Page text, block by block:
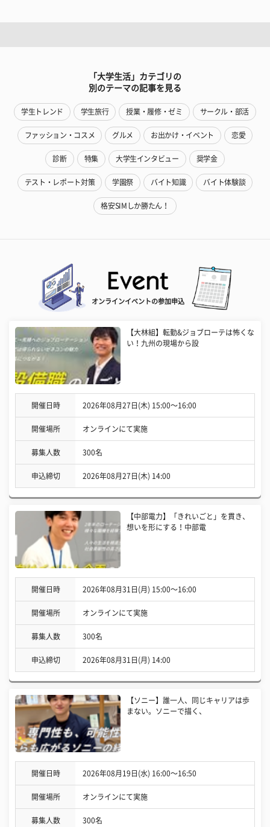
「大学生活」カテゴリの
別のテーマの記事を見る
学生トレンド 学生旅行 授業・履修・ゼミ サークル・部活
ファッション・コスメ グルメ お出かけ・イベント 恋愛
診断 特集 大学生インタビュー 奨学金
テスト・レポート対策 学園祭 バイト知識 バイト体験談
格安SIMしか勝たん！
オンラインイベントの参加申込
【大林組】転勤&ジョブローテは怖くな
い！九州の現場から設
開催日時 2026年08月27日(木) 15:00〜16:00
開催場所 オンラインにて実施
募集人数 300名
申込締切 2026年08月27日(木) 14:00
【中部電力】「きれいごと」を貫き、
想いを形にする！中部電
開催日時 2026年08月31日(月) 15:00〜16:00
開催場所 オンラインにて実施
募集人数 300名
申込締切 2026年08月31日(月) 14:00
【ソニー】誰一人、同じキャリアは歩
まない。ソニーで描く、
開催日時 2026年08月19日(水) 16:00〜16:50
開催場所 オンラインにて実施
募集人数 300名